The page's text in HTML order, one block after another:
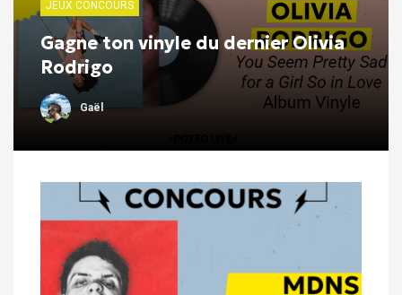
JEUX CONCOURS
Gagne ton vinyle du dernier Olivia
Rodrigo
Gaël